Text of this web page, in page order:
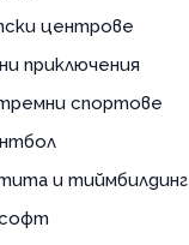
центрове
приключения
спортове
и тиймбилдинг